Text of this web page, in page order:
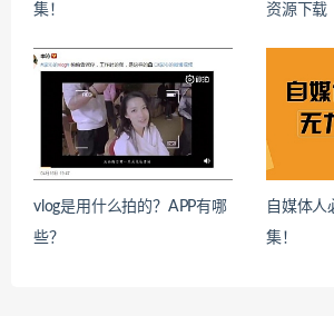
集！ 资源下载
vlog是用什么拍的？APP有哪
些？
自媒体人
集！